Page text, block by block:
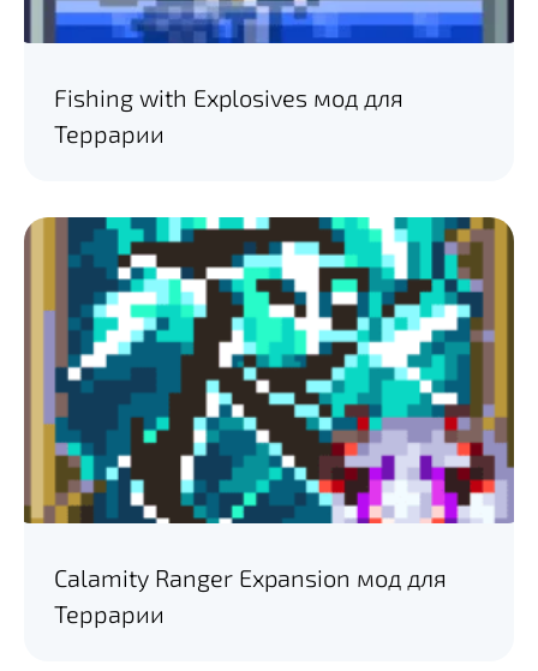
Fishing with Explosives мод для
Террарии
Calamity Ranger Expansion мод для
Террарии